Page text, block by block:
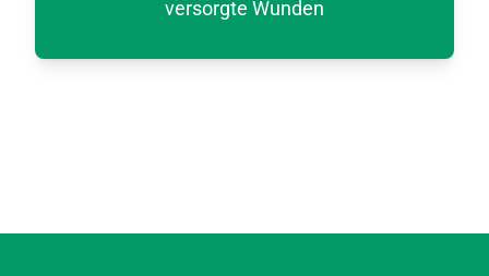
versorgte Wunden